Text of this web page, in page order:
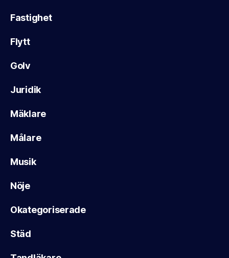
Fastighet
Flytt
Golv
Juridik
Mäklare
Målare
Musik
Nöje
Okategoriserade
Städ